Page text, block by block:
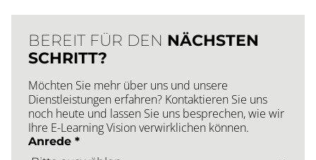
BEREIT FÜR DEN NÄCHSTEN
SCHRITT?
Möchten Sie mehr über uns und unsere
Dienstleistungen erfahren? Kontaktieren Sie uns
noch heute und lassen Sie uns besprechen, wie wir
Ihre E-Learning Vision verwirklichen können.
Anrede *